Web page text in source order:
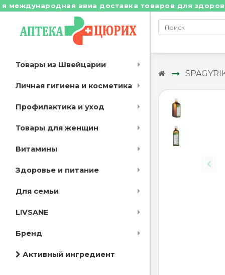
авиа доставка товаров для здоровья
Товары из Швейцарии
Личная гигиена и косметика
Профилактика и уход
Товары для женщин
Витамины
Здоровье и питание
Для семьи
LIVSANE
Бренд
Активный ингредиент